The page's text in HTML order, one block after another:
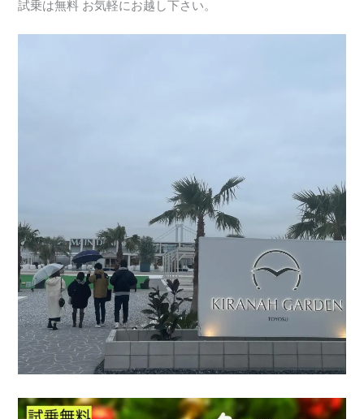
試乗は無料 お気軽にお越し下さい。